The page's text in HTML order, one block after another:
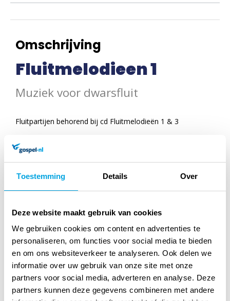
Toestemming Details Over
Deze website maakt gebruik van cookies
We gebruiken cookies om content en advertenties te
personaliseren, om functies voor social media te bieden
en om ons websiteverkeer te analyseren. Ook delen we
informatie over uw gebruik van onze site met onze
partners voor social media, adverteren en analyse. Deze
partners kunnen deze gegevens combineren met andere
Omschrijving
Fluitmelodieen 1
Muziek voor dwarsfluit
Fluitpartijen behorend bij cd Fluitmelodieën 1 & 3
Specificaties
Titel: Fluitmelodieen 1
Auteur: Muziek voor dwarsfluit
NUR-code: 668
Categorie: Bladmuziek
Art.nr.: 5061469111466
Verschijningsdatum: Februari 2015